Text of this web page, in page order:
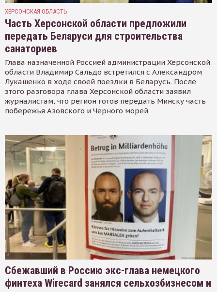
ХЕРСОНСКАЯ ОБЛАСТЬ
Часть Херсонской области предложили
передать Беларуси для строительства
санаториев
Глава назначенной Россией администрации Херсонской
области Владимир Сальдо встретился с Александром
Лукашенко в ходе своей поездки в Беларусь. После
этого разговора глава Херсонской области заявил
журналистам, что регион готов передать Минску часть
побережья Азовского и Черного морей
Сбежавший в Россию экс-глава немецкого
финтеха Wirecard занялся сельхозбизнесом и